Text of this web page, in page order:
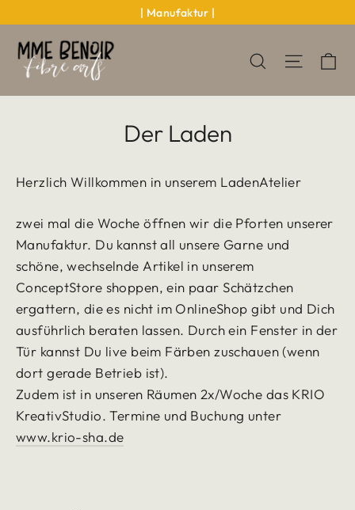
Inhalt
| Manufaktur |
Suche
Der Laden
Herzlich Willkommen in unserem LadenAtelier
zwei mal die Woche öffnen wir die Pforten unserer
Manufaktur. Du kannst all unsere Garne und
schöne, wechselnde Artikel in unserem
ConceptStore shoppen, ein paar Schätzchen
ergattern, die es nicht im OnlineShop gibt und Dich
ausführlich beraten lassen. Durch ein Fenster in der
Tür kannst Du live beim Färben zuschauen (wenn
dort gerade Betrieb ist).
Zudem ist in unseren Räumen 2x/Woche das KRIO
KreativStudio. Termine und Buchung unter
www.krio-sha.de